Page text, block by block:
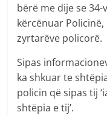
bërë me dije se
kërcënuar
zyrtarëve policorë.
Sipas
ka shkuar te
policin që sipas tij
shtëpia e tij’.